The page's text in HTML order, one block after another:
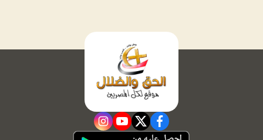
facebook
twitter
youtube
instagram